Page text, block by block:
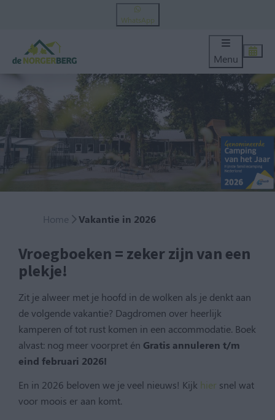
WhatsApp
Menu
Home Vakantie in 2026
Vroegboeken = zeker zijn van een
plekje!
Zit je alweer met je hoofd in de wolken als je denkt aan
de volgende vakantie? Dagdromen over heerlijk
kamperen of tot rust komen in een accommodatie. Boek
alvast: nog meer voorpret én Gratis annuleren t/m
eind februari 2026!
En in 2026 beloven we je veel nieuws! Kijk hier snel wat
voor moois er aan komt.